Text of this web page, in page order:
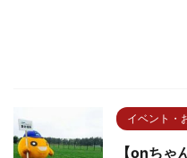
イベント・
【onちゃ